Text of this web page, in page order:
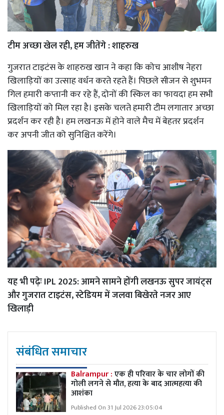
टीम अच्छा खेल रही, हम जीतेंगे : शाहरुख
गुजरात टाइटंस के शाहरुख खान ने कहा कि कोच आशीष नेहरा
खिलाड़ियों का उत्साह वर्धन करते रहते हैं। पिछले सीजन से शुभमन
गिल हमारी कप्तानी कर रहे हैं, दोनों की स्किल का फायदा हम सभी
खिलाड़ियों को मिल रहा है। इसके चलते हमारी टीम लगातार अच्छा
प्रदर्शन कर रही है। हम लखनऊ में होने वाले मैच में बेहतर प्रदर्शन
कर अपनी जीत को सुनिश्चित करेंगे।
यह भी पढ़ेःIPL 2025: आमने सामने होंगी लखनऊ सुपर जायंट्स
और गुजरात टाइटंस, स्टेडियम में जलवा बिखेरते नजर आए
खिलाड़ी
संबंधित समाचार
Balrampur :एक ही परिवार के चार लोगों की
गोली लगने से मौत, हत्या के बाद आत्महत्या की
आशंका
Published On 31 Jul 2026 23:05:04